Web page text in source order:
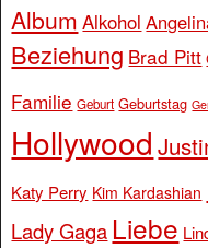
Album Alkohol
Beziehung Brad Pitt
Familie Geburt Geburtstag
Hollywood
Katy Perry Kim Kardashian
Lady Gaga Liebe